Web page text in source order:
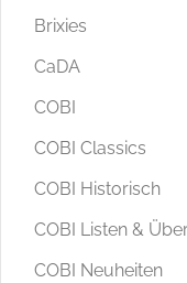
Brixies
CaDA
COBI
COBI Classics
COBI Historisch
COBI Listen &
COBI Neuheiten